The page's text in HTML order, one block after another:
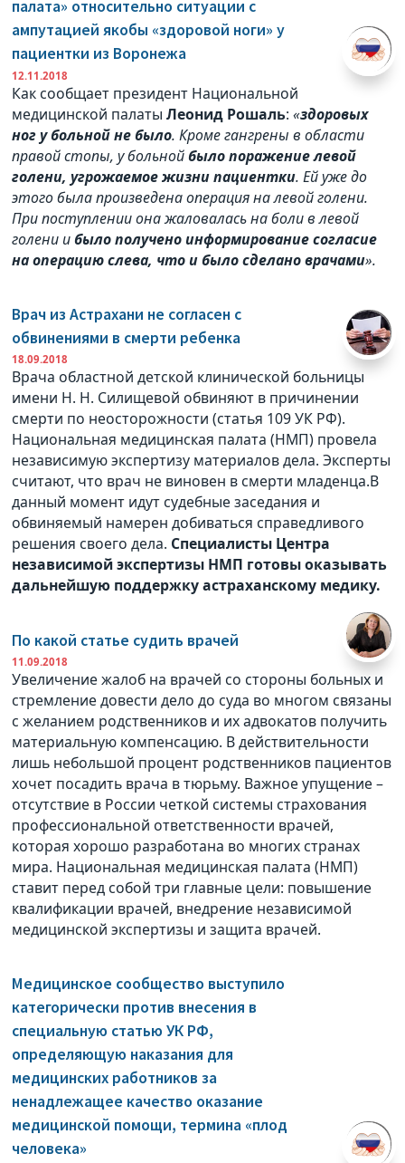
палата» относительно ситуации с
ампутацией якобы «здоровой ноги» у
пациентки из Воронежа
12.11.2018
Как сообщает президент Национальной
медицинской палатыЛеонид Рошаль:«здоровых
ног у больной не было. Кроме гангрены в области
правой стопы, у больнойбыло поражение левой
голени, угрожаемое жизни пациентки. Ей уже до
этого была произведена операция на левой голени.
При поступлении она жаловалась на боли в левой
голени ибыло получено информирование согласие
на операцию слева, что и было сделано врачами».
Врач из Астрахани не согласен с
обвинениями в смерти ребенка
18.09.2018
Врача областной детской клинической больницы
имени Н. Н. Силищевой обвиняют в причинении
смерти по неосторожности (статья 109 УК РФ).
Национальная медицинская палата (НМП) провела
независимую экспертизу материалов дела. Эксперты
считают, что врач не виновен в смерти младенца.В
данный момент идут судебные заседания и
обвиняемый намерен добиваться справедливого
решения своего дела. Специалисты Центра
независимой экспертизы НМП готовы оказывать
дальнейшую поддержку астраханскому медику.
По какой статье судить врачей
11.09.2018
Увеличение жалоб на врачей со стороны больных и
стремление довести дело до суда во многом связаны
с желанием родственников и их адвокатов получить
материальную компенсацию. В действительности
лишь небольшой процент родственников пациентов
хочет посадить врача в тюрьму. Важное упущение –
отсутствие в России четкой системы страхования
профессиональной ответственности врачей,
которая хорошо разработана во многих странах
мира. Национальная медицинская палата (НМП)
ставит перед собой три главные цели: повышение
квалификации врачей, внедрение независимой
медицинской экспертизы и защита врачей.
Медицинское сообщество выступило
категорически против внесения в
специальную статью УК РФ,
определяющую наказания для
медицинских работников за
ненадлежащее качество оказание
медицинской помощи, термина «плод
человека»